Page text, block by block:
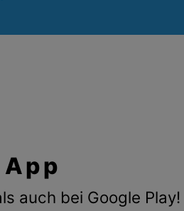
auch bei Google Play!